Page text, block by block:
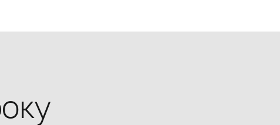
КОНТАКТИ